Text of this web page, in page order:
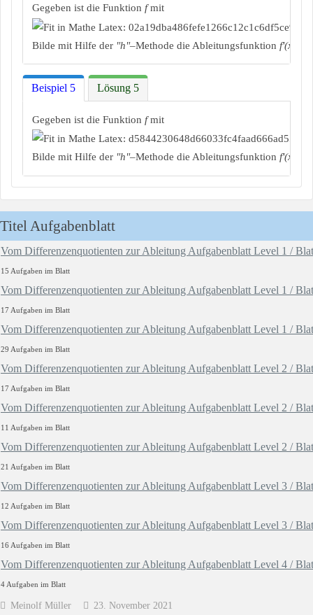
Gegeben ist die Funktion fmit
Bilde mit Hilfe der "h"–Methode die Ableitungsfunktion f'(x)
Beispiel 5 Lösung 5
Gegeben ist die Funktion fmit
Bilde mit Hilfe der "h"–Methode die Ableitungsfunktion f'(x)
Titel Aufgabenblatt
Vom Differenzenquotienten zur Ableitung Aufgabenblatt Level 1 /
15 Aufgaben im Blatt
Vom Differenzenquotienten zur Ableitung Aufgabenblatt Level 1 /
17 Aufgaben im Blatt
Vom Differenzenquotienten zur Ableitung Aufgabenblatt Level 1 /
29 Aufgaben im Blatt
Vom Differenzenquotienten zur Ableitung Aufgabenblatt Level 2 /
17 Aufgaben im Blatt
Vom Differenzenquotienten zur Ableitung Aufgabenblatt Level 2 /
11 Aufgaben im Blatt
Vom Differenzenquotienten zur Ableitung Aufgabenblatt Level 2 /
21 Aufgaben im Blatt
Vom Differenzenquotienten zur Ableitung Aufgabenblatt Level 3 /
12 Aufgaben im Blatt
Vom Differenzenquotienten zur Ableitung Aufgabenblatt Level 3 /
16 Aufgaben im Blatt
Vom Differenzenquotienten zur Ableitung Aufgabenblatt Level 4 /
4 Aufgaben im Blatt
Meinolf Müller 23. November 2021